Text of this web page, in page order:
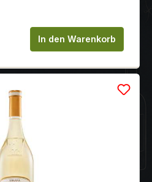
Gib den
In den Warenkorb